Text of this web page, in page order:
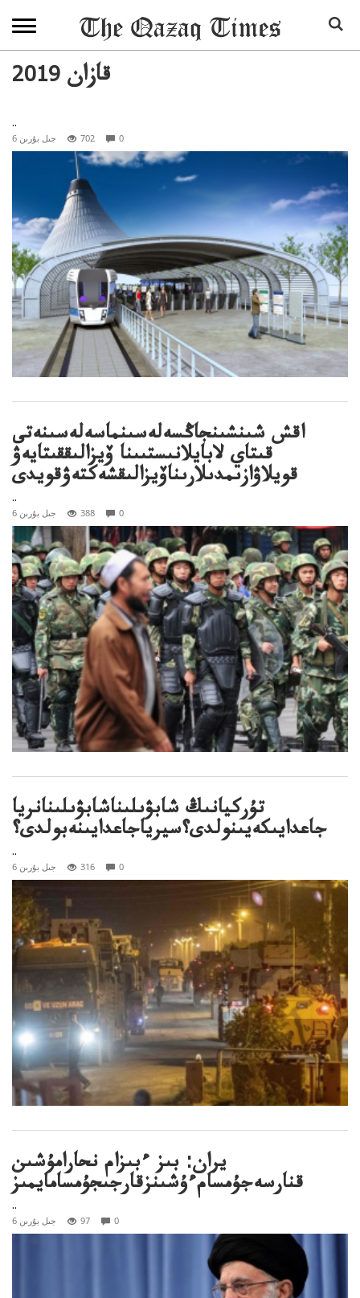
2019 قازان
..
6 جىل بۇرىن 702 0
اقش شىنشىنجاڭسەلەسىنماسەلەسىنەتى
قىتاي لابايلانىستىىنا ۆيزالىققىتايەۋ
قويلاۋازىمدىلارىناۆيزالىقشەكتەۋقويدى
..
6 جىل بۇرىن 388 0
تۇركيانىڭ شابۋىلىناشابۋىلىنانريا
جاعدايىكەيىنولدى؟سيرياجاعدايىنەبولدى؟
..
6 جىل بۇرىن 316 0
يران: بىز ءبىزام نحارامۇشىن
قنارسەجۇمسامءۇشىنزقارجىجۇمسامايمىز
..
6 جىل بۇرىن 97 0